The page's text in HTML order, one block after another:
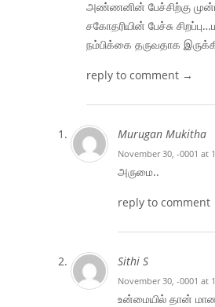
அண்ணனின் பேச்சிற்கு
சகோதரியின் பேச்சு
நம்பிக்கை தருவதாக
reply to comment →
Murugan Mukitha
November 30, -0001 at
அருமை..
reply to comment
Sithi S
November 30, -0001 at
உன்மையில் தான்